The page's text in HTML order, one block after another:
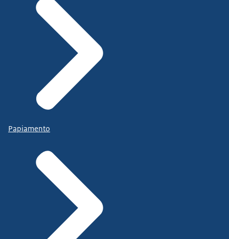
Papiamento